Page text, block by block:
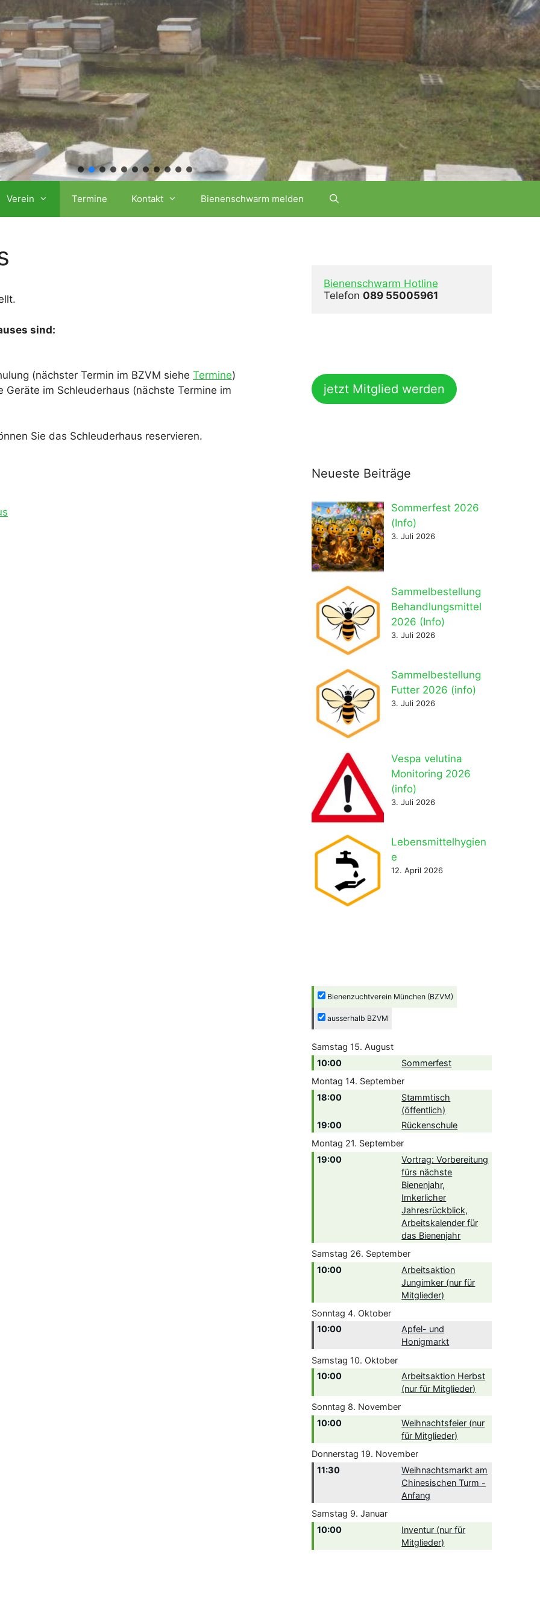
Verein Termine Kontakt Bienenschwarm melden
sind:
(nächster Termin im BZVM siehe Termine)
im Schleuderhaus (nächste Termine im
Sie das Schleuderhaus reservieren.
Bienenschwarm Hotline
Telefon 089 55005961
jetzt Mitglied werden
Neueste Beiträge
Sommerfest 2026
(Info)
3. Juli 2026
Sammelbestellung
Behandlungsmittel
2026 (Info)
3. Juli 2026
Sammelbestellung
Futter 2026 (info)
3. Juli 2026
Vespa velutina
Monitoring 2026
(info)
3. Juli 2026
Lebensmittelhygien
e
12. April 2026
Bienenzuchtverein München (BZVM)
ausserhalb BZVM
Samstag 15. August
10:00
Sommerfest
Montag 14. September
18:00
Stammtisch
(öffentlich)
19:00
Rückenschule
Montag 21. September
19:00
Vortrag: Vorbereitung
fürs nächste
Bienenjahr,
Imkerlicher
Jahresrückblick,
Arbeitskalender für
das Bienenjahr
Samstag 26. September
10:00
Arbeitsaktion
Jungimker (nur für
Mitglieder)
Sonntag 4. Oktober
10:00
Apfel- und
Honigmarkt
Samstag 10. Oktober
10:00
Arbeitsaktion Herbst
(nur für Mitglieder)
Sonntag 8. November
10:00
Weihnachtsfeier (nur
für Mitglieder)
Donnerstag 19. November
11:30
Weihnachtsmarkt am
Chinesischen Turm -
Anfang
Samstag 9. Januar
10:00
Inventur (nur für
Mitglieder)